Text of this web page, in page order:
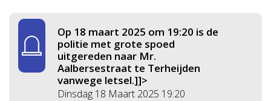
Op 18 maart 2025 om 19:20 is de
politie met grote spoed
uitgereden naar Mr.
Aalbersestraat te Terheijden
vanwege letsel.]]>
Dinsdag 18 Maart 2025 19:20